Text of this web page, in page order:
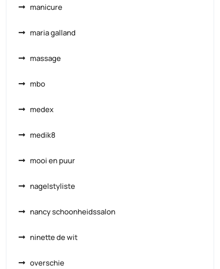
manicure
maria galland
massage
mbo
medex
medik8
mooi en puur
nagelstyliste
nancy schoonheidssalon
ninette de wit
overschie